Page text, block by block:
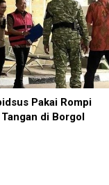
Pakai Rompi
di Borgol